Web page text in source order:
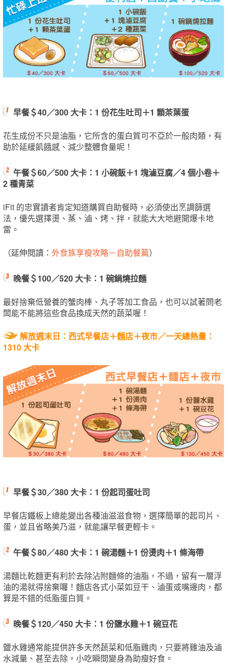
早餐＄40／300 大卡：1 份花生吐司＋1 顆茶葉蛋
花生成份不只是油脂，它所含的蛋白質可不亞於一般肉類，有
助於延緩飢餓感、減少整體食量呢！
午餐＄60／500 大卡：1 小碗飯＋1 塊滷豆腐／4 個小卷＋
2 種青菜
iFit 的忠實讀者肯定知道購買自助餐時，必須使出烹調篩選
法，優先選擇燙、蒸、滷、烤、拌，就能大大地避開爆卡地
雷。
（延伸閱讀： 外食族享瘦攻略－自助餐篇）
晚餐＄100／520 大卡：1 碗鍋燒拉麵
最好捨棄低營養的蟹肉棒、丸子等加工食品，也可以試著問老
闆能不能將這些食品換成天然的蔬菜喔！
解放週末日：西式早餐店＋麵店＋夜市／一天總熱量：
1310 大卡
早餐＄30／380 大卡：1 份起司蛋吐司
早餐店鐵板上總能變出各種油滋滋食物，選擇簡單的起司片、
蛋，並且省略美乃滋，就能讓早餐更輕卡。
午餐＄80／480 大卡：1 碗湯麵＋1 份燙肉＋1 條海帶
湯麵比乾麵更有利於去除沾附麵條的油脂，不過，留有一層浮
油的湯就得捨棄囉！麵店各式小菜如豆干、滷蛋或嘴邊肉，都
算是不錯的低脂蛋白質。
晚餐＄120／450 大卡：1 份鹽水雞＋1 碗豆花
鹽水雞通常能提供許多天然蔬菜和低脂雞肉，只要將雞油及滷
水減量、甚至去除，小吃瞬間變身為助瘦好食。